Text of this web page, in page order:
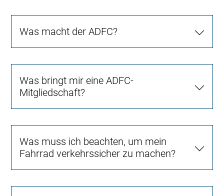
Was macht der ADFC?
Was bringt mir eine ADFC-
Mitgliedschaft?
Was muss ich beachten, um mein
Fahrrad verkehrssicher zu machen?